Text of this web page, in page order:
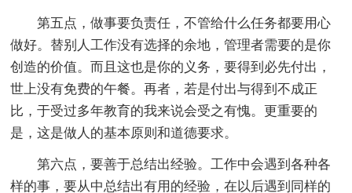
第五点，做事要负责任，不管给什么任务都要用心
做好。替别人工作没有选择的余地，管理者需要的是你
创造的价值。而且这也是你的义务，要得到必先付出，
世上没有免费的午餐。再者，若是付出与得到不成正
比，于受过多年教育的我来说会受之有愧。更重要的
是，这是做人的基本原则和道德要求。
第六点，要善于总结出经验。工作中会遇到各种各
样的事，要从中总结出有用的经验，在以后遇到同样的